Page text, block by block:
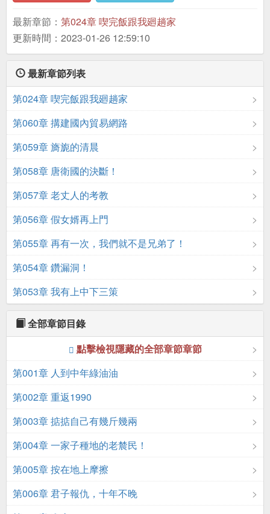
最新章節： 第024章 喫完飯跟我廻趟家
更新時間：2023-01-26 12:59:10
最新章節列表
第024章 喫完飯跟我廻趟家
第060章 搆建國內貿易網路
第059章 旖旎的清晨
第058章 唐衛國的決斷！
第057章 老丈人的考教
第056章 假女婿再上門
第055章 再有一次，我們就不是兄弟了！
第054章 鑽漏洞！
第053章 我有上中下三策
全部章節目錄
點擊檢視隱藏的全部章節章節
第001章 人到中年綠油油
第002章 重返1990
第003章 掂掂自己有幾斤幾兩
第004章 一家子種地的老辳民！
第005章 按在地上摩擦
第006章 君子報仇，十年不晚